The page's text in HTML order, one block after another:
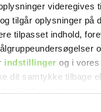
videregives
tilgår oplysninger på
tilpasset indhold,
indstillinger og i vores
dit samtykke tilbage
valgte at
skilt fra
mand - da